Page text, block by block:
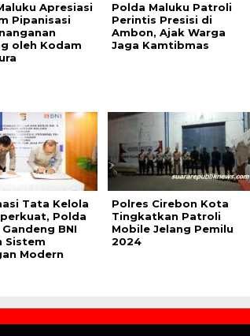
Apresiasi
Pipanisasi
oleh Kodam
Polda Maluku Patroli
Perintis Presisi di
Ambon, Ajak Warga
Jaga Kamtibmas
Tata Kelola
Polda
BNI
Sistem
Modern
Polres Cirebon Kota
Tingkatkan Patroli
Mobile Jelang Pemilu
2024